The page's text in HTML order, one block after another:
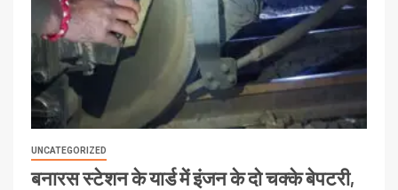
UNCATEGORIZED
बनारस स्टेशन के यार्ड में इंजन के दो चक्के बेपटरी,